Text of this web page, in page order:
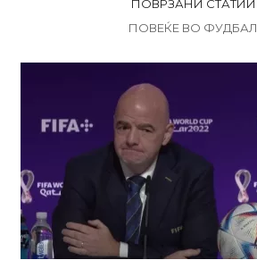
ПОВРЗАНИ СТАТИИ
ПОВЕЌЕ ВО ФУДБАЛ